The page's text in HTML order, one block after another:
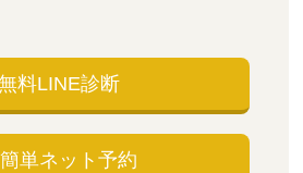
料LINE診断
単ネット予約